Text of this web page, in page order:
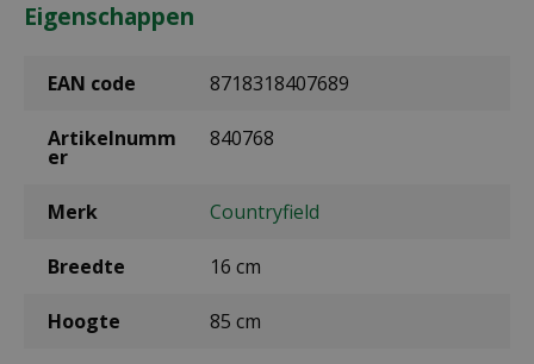
Eigenschappen
EAN code 8718318407689
Artikelnumm
er
840768
Merk Countryfield
Breedte 16 cm
Hoogte 85 cm